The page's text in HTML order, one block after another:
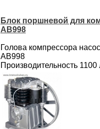
Блок поршневой для
AB998
Голова компрессора
АВ998
Производительность 1100